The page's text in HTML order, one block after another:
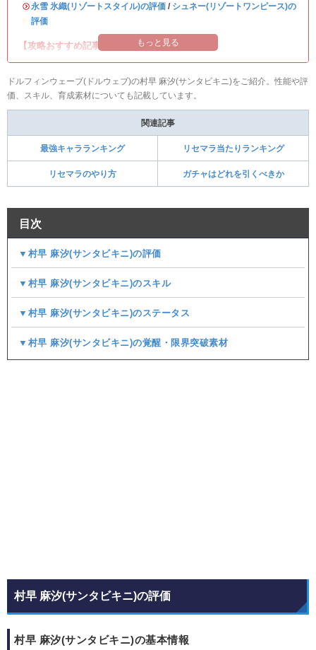
・永雪 氷織(リゾートスタイル)の評価 / シュネー(リゾートワンピース)の
評価
【攻略おすすめ記事】 もっと見る
ドルフィンウェーブ(ドルウェブ)の村早 麻汐(サンタビキニ)をご紹介。性能や評
価、スキル、育成素材についても記載しています。
関連記事
最強キャラランキング リセマラ当たりランキング
リセマラのやり方 ガチャはどれを引くべきか
目次
▼村早 麻汐(サンタビキニ)の評価
▼村早 麻汐(サンタビキニ)のスキル
▼村早 麻汐(サンタビキニ)のステータス
▼村早 麻汐(サンタビキニ)の覚醒・限界突破素材
村早 麻汐(サンタビキニ)の評価
村早 麻汐(サンタビキニ)の基本情報